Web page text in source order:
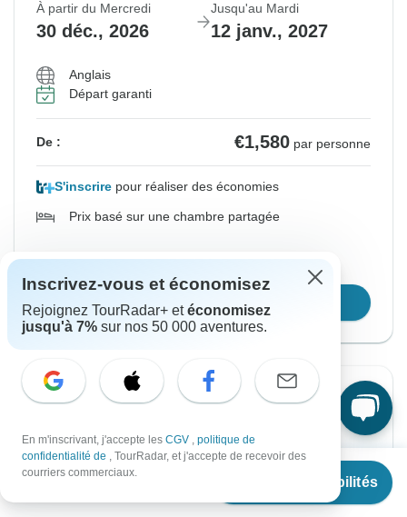
À partir de
Voir les disponibilités
À partir du Mercredi
30 déc., 2026
Jusqu'au Mardi
12 janv., 2027
Anglais
Départ garanti
De : €1,580 par personne
S'inscrire pour réaliser des économies
Prix basé sur une chambre partagée
Confirmer les dates
Confirmation instantanée
À partir du Mercredi
6 janv., 2027
Jusqu'au Mardi
19 janv., 2027
Anglais
Inscrivez-vous et économisez
Rejoignez TourRadar+ etéconomisez
jusqu'à 7% sur nos 50 000 aventures.
En m'inscrivant, j'accepte les CGV , politique de
confidentialité de , TourRadar, et j'accepte de recevoir des
courriers commerciaux.